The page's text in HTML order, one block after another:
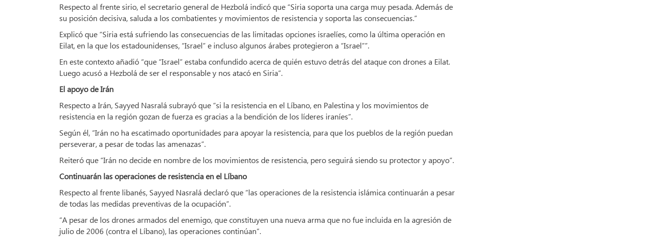
Respecto al frente sirio, el secretario general de Hezbolá indicó que “Siria soporta una carga muy pesada. Además de
su posición decisiva, saluda a los combatientes y movimientos de resistencia y soporta las consecuencias.”
Explicó que “Siria está sufriendo las consecuencias de las limitadas opciones israelíes, como la última operación en
Eilat, en la que los estadounidenses, “Israel” e incluso algunos árabes protegieron a “Israel””.
En este contexto añadió “que “Israel” estaba confundido acerca de quién estuvo detrás del ataque con drones a Eilat.
Luego acusó a Hezbolá de ser el responsable y nos atacó en Siria”.
El apoyo de Irán
Respecto a Irán, Sayyed Nasralá subrayó que “si la resistencia en el Líbano, en Palestina y los movimientos de
resistencia en la región gozan de fuerza es gracias a la bendición de los líderes iraníes”.
Según él, “Irán no ha escatimado oportunidades para apoyar la resistencia, para que los pueblos de la región puedan
perseverar, a pesar de todas las amenazas”.
Reiteró que “Irán no decide en nombre de los movimientos de resistencia, pero seguirá siendo su protector y apoyo”.
Continuarán las operaciones de resistencia en el Líbano
Respecto al frente libanés, Sayyed Nasralá declaró que “las operaciones de la resistencia islámica continuarán a pesar
de todas las medidas preventivas de la ocupación”.
“A pesar de los drones armados del enemigo, que constituyen una nueva arma que no fue incluida en la agresión de
julio de 2006 (contra el Líbano), las operaciones continúan”.